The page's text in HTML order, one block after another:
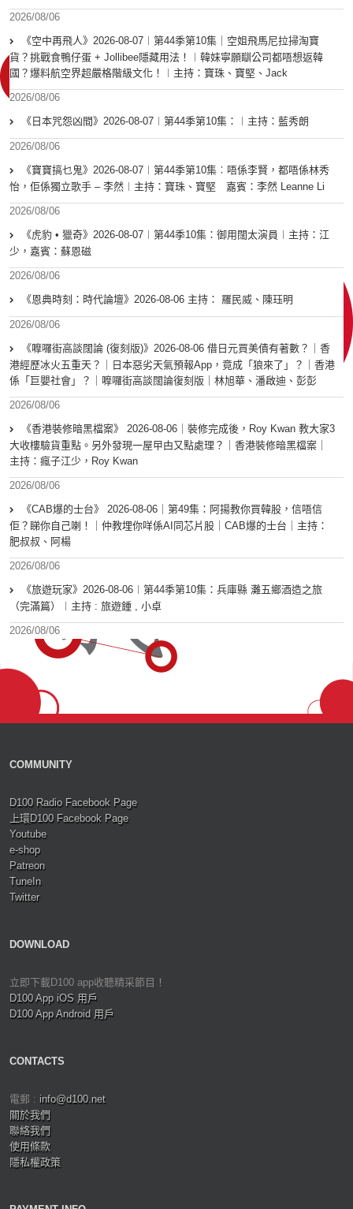
2026/08/06
《空中再飛人》2026-08-07︱第44季第10集｜空姐飛馬尼拉掃淘寶
貨？挑戰食鴨仔蛋 + Jollibee隱藏用法！︱韓妹寧願瞓公司都唔想返韓
國？爆料航空界超嚴格階級文化！︱主持：寶珠、寶堅、Jack
2026/08/06
《日本咒怨凶間》2026-08-07︱第44季第10集：︱主持：藍秀朗
2026/08/06
《寶寶搞乜鬼》2026-08-07︱第44季第10集︰唔係李賢，都唔係林秀
怡，佢係獨立歌手 – 李然︱主持：寶珠、寶堅 嘉賓：李然 Leanne Li
2026/08/06
《虎豹 • 獵奇》2026-08-07︱第44季10集：御用闊太演員︱主持：江
少，嘉賓：蘇恩磁
2026/08/06
《恩典時刻：時代論壇》2026-08-06 主持： 羅民威、陳珏明
2026/08/06
《嚤囉街高談闊論 (復刻版)》2026-08-06 借日元買美債有著數？｜香
港經歷冰火五重天？｜日本惡劣天氣預報App，竟成「狼來了」？｜香港
係「巨嬰社會」？｜嚤囉街高談闊論復刻版｜林旭華、潘啟迪、彭彭
2026/08/06
《香港裝修暗黑檔案》 2026-08-06｜裝修完成後，Roy Kwan 教大家3
大收樓驗貨重點。另外發現一屋曱甴又點處理？｜香港裝修暗黑檔案｜
主持：瘋子江少，Roy Kwan
2026/08/06
《CAB爆的士台》 2026-08-06｜第49集：阿揚教你買韓股，信唔信
佢？睇你自己喇！｜仲教埋你咩係AI同芯片股｜CAB爆的士台｜主持：
肥叔叔、阿楊
2026/08/06
《旅遊玩家》2026-08-06︱第44季第10集：兵庫縣 灘五鄉酒造之旅
（完滿篇）︱主持 : 旅遊鍾 , 小卓
2026/08/06
COMMUNITY
D100 Radio Facebook Page
上環D100 Facebook Page
Youtube
e-shop
Patreon
TuneIn
Twitter
DOWNLOAD
立即下載D100 app收聽精采節目！
D100 App iOS 用戶
D100 App Android 用戶
CONTACTS
電郵 : info@d100.net
關於我們
聯絡我們
使用條款
隱私權政策